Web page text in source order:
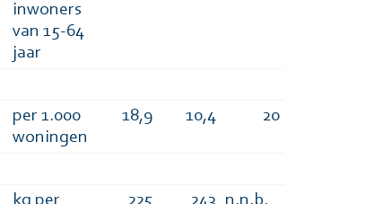
inwoners
van 15-64
jaar
per 1.000
woningen
18,9 10,4 20